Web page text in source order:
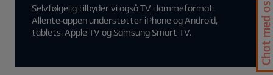
Selvfølgelig tilbyder vi også TV i lommeformat.
Allente-appen understøtter iPhone og Android,
tablets, Apple TV og Samsung Smart TV.
Chat med os